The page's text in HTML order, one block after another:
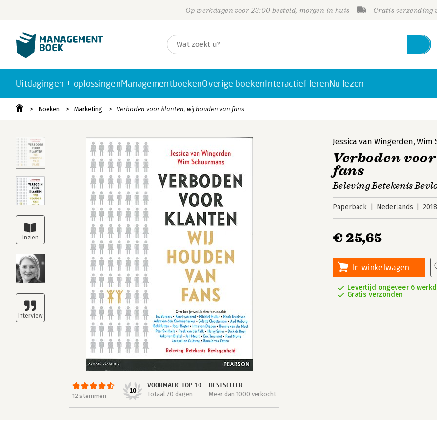
Op werkdagen voor 23:00 besteld, morgen in huis Gratis verzending
Uitdagingen + oplossingenManagementboekenOverige boekenInteractief lerenNu lezen
Boeken Marketing Verboden voor klanten, wij houden van fans
12 stemmen
10
VOORMALIG TOP 10
Totaal 70 dagen
BESTSELLER
Meer dan 1000 verkocht
Jessica van Wingerden, Wim
Verboden
fans
Beleving Betekenis
Paperback Nederlands 2018
€ 25,65
In winkelwagen
Levertijd ongeveer 6
Gratis verzonden